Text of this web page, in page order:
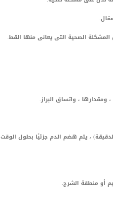
الصحية التى يعانى منها القط.
، واتساق البراز.
، يتم هضم الدم جزئيًا بحلول الوقت
أو منطقة الشرج.